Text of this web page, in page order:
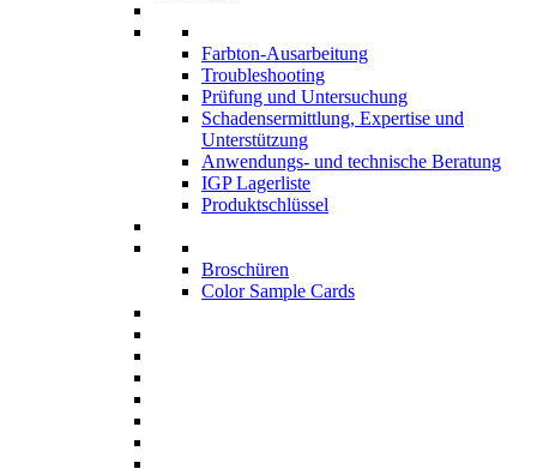
Farbton-Ausarbeitung
Troubleshooting
Prüfung und Untersuchung
Schadensermittlung, Expertise und
Unterstützung
Anwendungs- und technische Beratung
IGP Lagerliste
Produktschlüssel
Broschüren
Color Sample Cards